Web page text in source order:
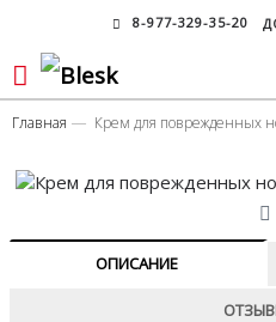
8-977-329-35-20
Главная Крем для поврежденных
ОПИСАНИЕ